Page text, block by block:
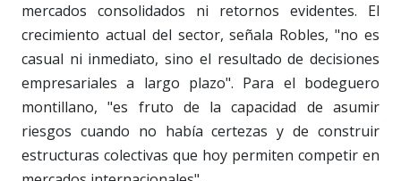
mercados consolidados ni retornos evidentes. El
crecimiento actual del sector, señala Robles, "no es
casual ni inmediato, sino el resultado de decisiones
empresariales a largo plazo". Para el bodeguero
montillano, "es fruto de la capacidad de asumir
riesgos cuando no había certezas y de construir
estructuras colectivas que hoy permiten competir en